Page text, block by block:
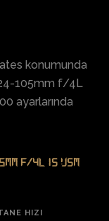
konumunda
105mm f/4L
ayarlarında
f/4L IS USM
HIZI